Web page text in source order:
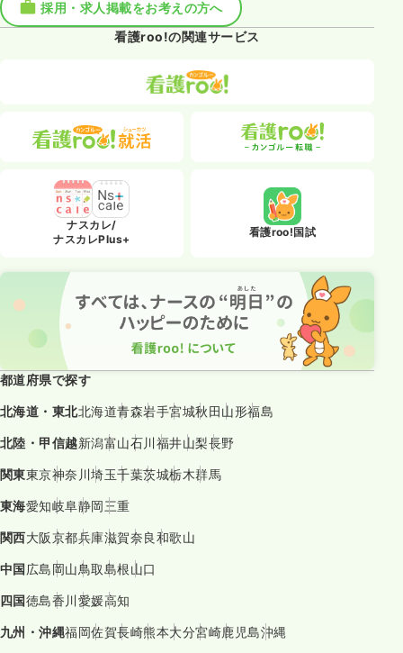
採用・求人掲載をお考えの方へ
看護roo!の関連サービス
ナスカレ/
ナスカレPlus+
看護roo!国試
都道府県で探す
北海道・東北北海道青森岩手宮城秋田山形福島
北陸・甲信越新潟富山石川福井山梨長野
関東東京神奈川埼玉千葉茨城栃木群馬
東海愛知岐阜静岡三重
関西大阪京都兵庫滋賀奈良和歌山
中国広島岡山鳥取島根山口
四国徳島香川愛媛高知
九州・沖縄福岡佐賀長崎熊本大分宮崎鹿児島沖縄